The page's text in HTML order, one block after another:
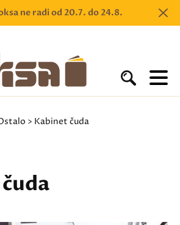
ne radi od 20.7. do 24.8.
> Kabinet čuda